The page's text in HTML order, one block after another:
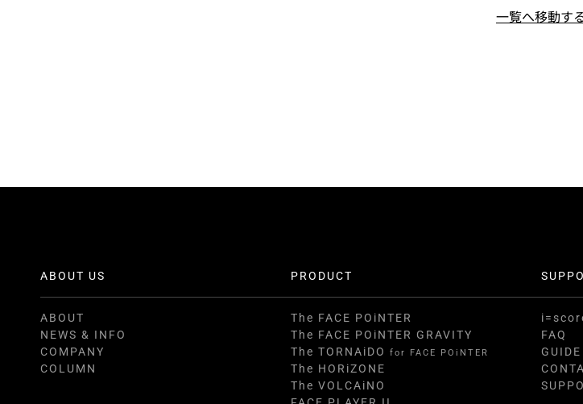
一覧へ移動す
ABOUT US
ABOUT
NEWS & INFO
COMPANY
COLUMN
PRODUCT
The FACE POiNTER
The FACE POiNTER GRAVITY
The TORNAiDO
for FACE POiNTER
The HORiZONE
The VOLCAiNO
FAQ
GUIDE